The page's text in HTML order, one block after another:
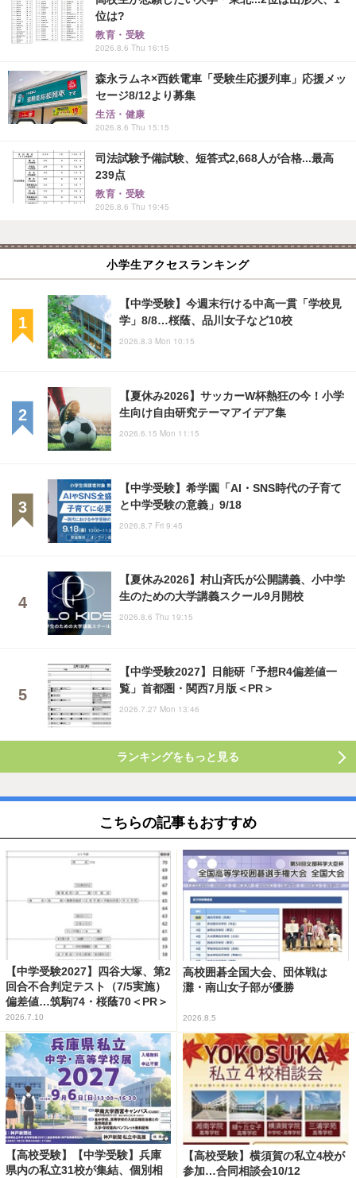
位は?
教育・受験
2026.8.6 Thu 16:15
森永ラムネ×西鉄電車「受験生応援列車」応援メッ
セージ8/12より募集
生活・健康
2026.8.6 Thu 15:15
司法試験予備試験、短答式2,668人が合格...最高
239点
教育・受験
2026.8.6 Thu 19:45
小学生アクセスランキング
【中学受験】今週末行ける中高一貫「学校見
学」8/8…桜蔭、品川女子など10校
2026.8.3 Mon 10:15
【夏休み2026】サッカーW杯熱狂の今！小学
生向け自由研究テーマアイデア集
2026.6.15 Mon 11:15
【中学受験】希学園「AI・SNS時代の子育て
と中学受験の意義」9/18
2026.8.7 Fri 9:45
【夏休み2026】村山斉氏が公開講義、小中学
生のための大学講義スクール9月開校
2026.8.6 Thu 19:15
【中学受験2027】日能研「予想R4偏差値一
覧」首都圏・関西7月版＜PR＞
2026.7.27 Mon 13:46
ランキングをもっと見る
こちらの記事もおすすめ
【中学受験2027】四谷大塚、第2
回合不合判定テスト（7/5実施）
偏差値…筑駒74・桜蔭70＜PR＞
2026.7.10
高校囲碁全国大会、団体戦は
灘・南山女子部が優勝
2026.8.5
【高校受験】【中学受験】兵庫
県内の私立31校が集結、個別相
【高校受験】横須賀の私立4校が
参加…合同相談会10/12